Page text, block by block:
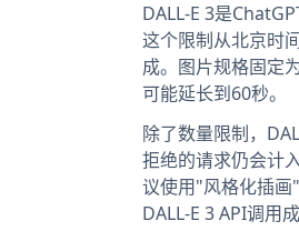
DALL-E 3是
这个限制从北京时
成。图片规格固定
可能延长到60秒。
除了数量限制，
拒绝的请求仍会计
议使用"风格化插
DALL-E 3 API调用